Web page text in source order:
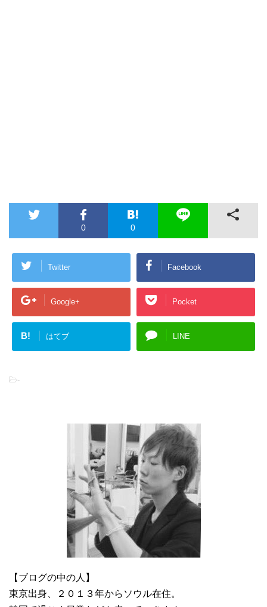
0 0
Twitter Facebook
Google+ Pocket
B! はてブ LINE
-
【ブログの中の人】
東京出身、２０１３年からソウル在住。